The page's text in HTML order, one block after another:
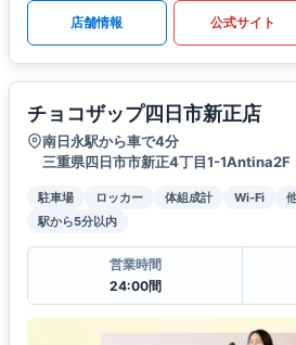
店舗情報 公式サイト
チョコザップ四日市新正店
南日永駅から車で4分
三重県四日市市新正4丁目1-1Antina2F
駐車場 ロッカー 体組成計 Wi-Fi
駅から5分以内
営業時間
24:00間